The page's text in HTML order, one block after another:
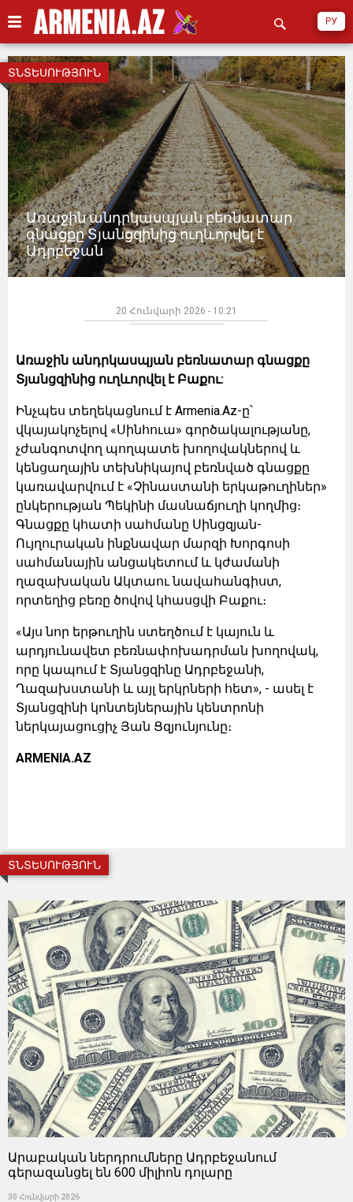
РУ
Առաջին անդրկասպյան բեռնատար
գնացքը Տյանցզինից ուղևորվել է
Ադրբեջան
ՏՆՏԵՍՈՒԹՅՈՒՆ
20 Հունվարի 2026 - 10:21
Առաջին անդրկասպյան բեռնատար գնացքը
Տյանցզինից ուղևորվել է Բաքու:
Ինչպես տեղեկացնում է Armenia.Az-ը՝
վկայակոչելով «Սինհուա» գործակալությանը,
չժանգոտվող պողպատե խողովակներով և
կենցաղային տեխնիկայով բեռնված գնացքը
կառավարվում է «Չինաստանի երկաթուղիներ»
ընկերության Պեկինի մասնաճյուղի կողմից։
Գնացքը կհատի սահմանը Սինցզյան-
Ույղուրական ինքնավար մարզի Խորգոսի
սահմանային անցակետում և կժամանի
ղազախական Ակտաու նավահանգիստ,
որտեղից բեռը ծովով կհասցվի Բաքու։
«Այս նոր երթուղին ստեղծում է կայուն և
արդյունավետ բեռնափոխադրման խողովակ,
որը կապում է Տյանցզինը Ադրբեջանի,
Ղազախստանի և այլ երկրների հետ», - ասել է
Տյանցզինի կոնտեյներային կենտրոնի
ներկայացուցիչ Յան Ցզյունյունը։
ARMENIA.AZ
ՏՆՏԵՍՈՒԹՅՈՒՆ
Արաբական ներդրումները Ադրբեջանում
գերազանցել են 600 միլիոն դոլարը
30 Հունվարի 2026